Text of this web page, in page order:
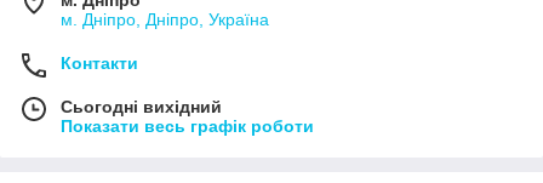
м. Дніпро, Дніпро, Україна
Контакти
Сьогодні вихідний
Показати весь графік роботи